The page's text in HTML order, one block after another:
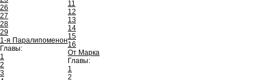
26
27
28
29
1-я Паралипоменон
Главы:
1
2
3
11
12
13
14
15
16
От Марка
Главы:
1
2